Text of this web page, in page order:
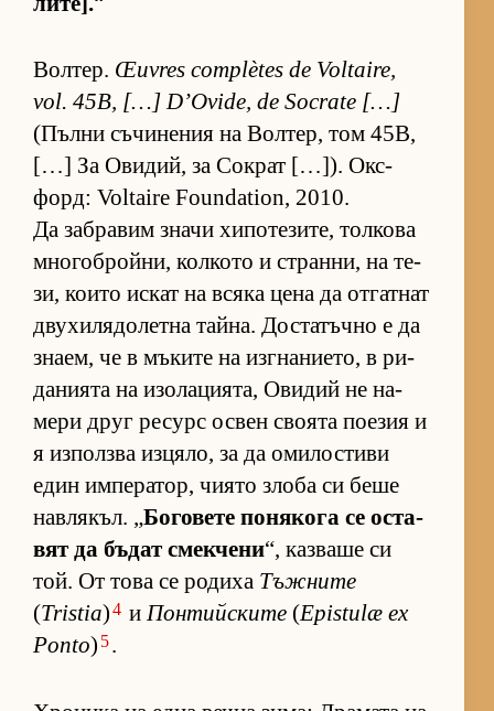
Вол­тер. Œuvres complètes de Voltaire,
vol. 45B, […] D’Ovide, de Socrate […]
(Пълни съ­чи­не­ния на Вол­тер, том 45B,
[…] За Ови­дий, за Сок­рат […]). Ок­с­
форд: Voltaire Foundation, 2010.
Да заб­ра­вим значи хи­по­те­зи­те, тол­кова
мно­гоб­рой­ни, кол­кото и стран­ни, на те­
зи, ко­ито ис­кат на всяка цена да от­гат­нат
дву­хи­ля­до­летна тай­на. Дос­та­тъчно е да
зна­ем, че в мъ­ките на из­г­на­ни­е­то, в ри­
да­ни­ята на изо­ла­ци­я­та, Ови­дий не на­
мери друг ре­сурс ос­вен сво­ята по­е­зия и
я из­пол­зва из­ця­ло, за да оми­лос­тиви
един им­пе­ра­тор, чи­ято злоба си беше
нав­ля­къл. „Бо­го­вете по­ня­кога се ос­та­
вят да бъ­дат смек­чени“, каз­ваше си
той. От това се ро­диха Тъжните
(Tristia)4 и Понтийските (Epistulæ ex
Ponto) 5.